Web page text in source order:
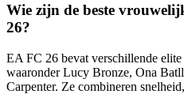
Wie zijn de beste
26?
EA FC 26 bevat verschillende
waaronder Lucy Bronze, Ona
Carpenter. Ze combineren